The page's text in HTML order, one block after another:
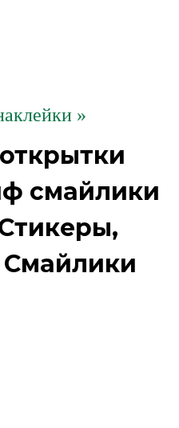
»
смайлики
Смайлики